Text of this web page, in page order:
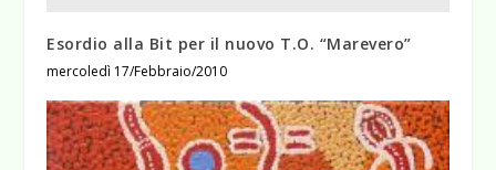
Esordio alla Bit per il nuovo T.O. “Marevero”
mercoledì 17/Febbraio/2010